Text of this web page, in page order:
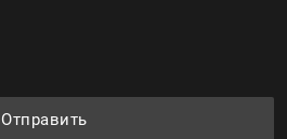
Отправить